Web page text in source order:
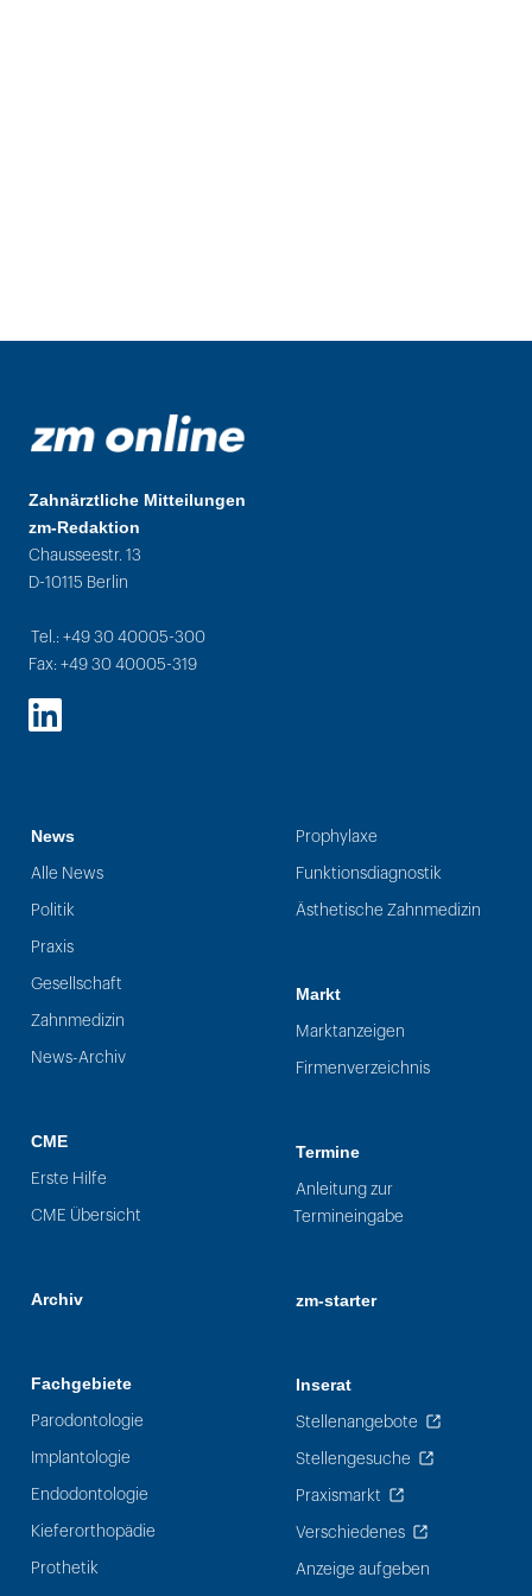
Zahnärztliche Mitteilungen
zm-Redaktion
Chausseestr. 13
D-10115 Berlin
Tel.: +49 30 40005-300
Fax: +49 30 40005-319
LinkedIn
News
Alle News
Politik
Praxis
Gesellschaft
Zahnmedizin
News-Archiv
CME
Erste Hilfe
CME Übersicht
Archiv
Fachgebiete
Parodontologie
Implantologie
Endodontologie
Kieferorthopädie
Prothetik
Prophylaxe
Funktionsdiagnostik
Ästhetische Zahnmedizin
Markt
Marktanzeigen
Firmenverzeichnis
Termine
Anleitung zur
Termineingabe
zm-starter
Inserat
Stellenangebote
Stellengesuche
Praxismarkt
Verschiedenes
Anzeige aufgeben